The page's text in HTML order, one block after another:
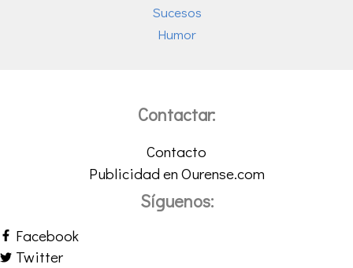
Sucesos
Humor
Contactar:
Contacto
Publicidad en Ourense.com
Síguenos:
Facebook
Twitter